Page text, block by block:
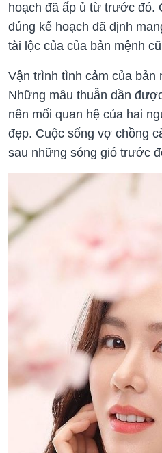
hoạch đã ấp ủ từ trước đó.
đúng kế hoạch đã định
tài lộc của của bản mệnh
Vận trình tình cảm của bản
Những mâu thuẫn dần
nên mối quan hệ của hai
đẹp. Cuộc sống vợ chồng
sau những sóng gió trước